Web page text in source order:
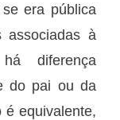
era pública
associadas à
diferença
do pai ou da
é equivalente,